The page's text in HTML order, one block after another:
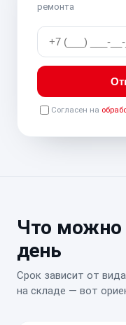
ремонта
Согласен на
Что можно
день
Срок зависит от
на складе — вот